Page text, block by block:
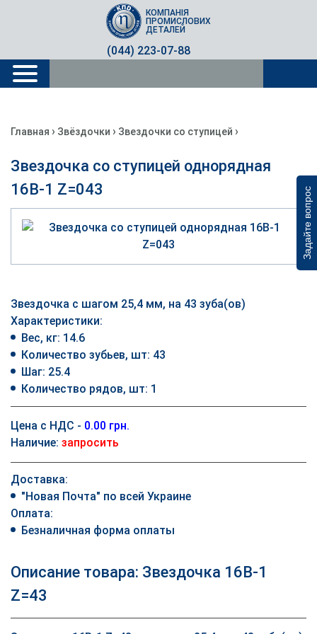
Задайте вопрос
(044) 223-07-88
КОМПАНІЯ
ПРОМИСЛОВИХ
ДЕТАЛЕЙ
Главная › Звёздочки › Звездочки со ступицей ›
Звездочка со ступицей однорядная
16B-1 Z=043
Звездочка с шагом 25,4 мм, на 43 зуба(ов)
Характеристики:
Вес, кг: 14.6
Количество зубьев, шт: 43
Шаг: 25.4
Количество рядов, шт: 1
Цена с НДС - 0.00 грн.
Наличие: запросить
Доставка:
"Новая Почта" по всей Украине
Оплата:
Безналичная форма оплаты
Описание товара: Звездочка 16B-1
Z=43